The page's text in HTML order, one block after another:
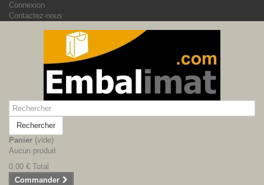
Connexion
Contactez-nous
Rechercher
Panier (vide)
Aucun produit
0,00 € Total
Commander